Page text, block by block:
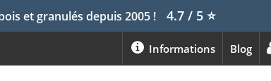
et granulés depuis 2005 ! 4.7 / 5⭐
Blog
Informations